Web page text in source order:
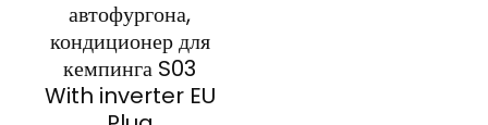
автофургона,
кондиционер для
кемпинга S03
With inverter EU